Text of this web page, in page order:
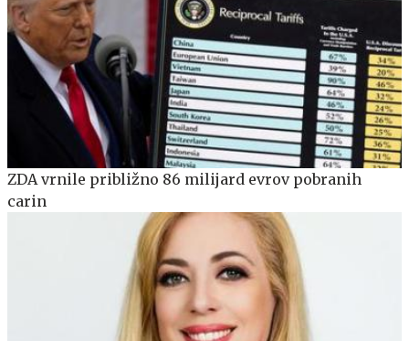
ZDA vrnile približno 86 milijard evrov pobranih
carin